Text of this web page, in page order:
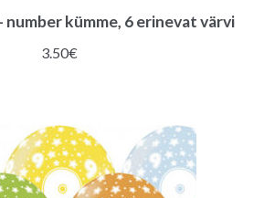
number kümme, 6 erinevat värvi
3.50€